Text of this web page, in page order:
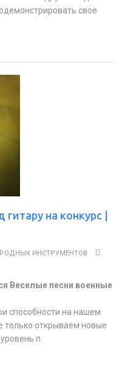
свое
на конкурс |
ИНСТРУМЕНТОВ
Веселые песни военные
способности на нашем
только открываем новые
п